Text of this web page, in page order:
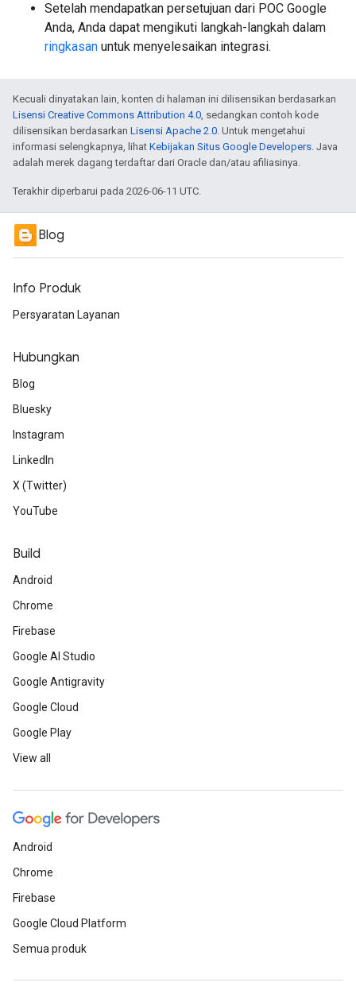
Setelah mendapatkan persetujuan dari POC Google
Anda, Anda dapat mengikuti langkah-langkah dalam
ringkasan untuk menyelesaikan integrasi.
Kecuali dinyatakan lain, konten di halaman ini dilisensikan berdasarkan
Lisensi Creative Commons Attribution 4.0, sedangkan contoh kode
dilisensikan berdasarkan Lisensi Apache 2.0. Untuk mengetahui
informasi selengkapnya, lihat Kebijakan Situs Google Developers. Java
adalah merek dagang terdaftar dari Oracle dan/atau afiliasinya.
Terakhir diperbarui pada 2026-06-11 UTC.
Blog
Info Produk
Persyaratan Layanan
Hubungkan
Blog
Bluesky
Instagram
LinkedIn
X (Twitter)
YouTube
Build
Android
Chrome
Firebase
Google AI Studio
Google Antigravity
Google Cloud
Google Play
View all
Android
Chrome
Firebase
Google Cloud Platform
Semua produk